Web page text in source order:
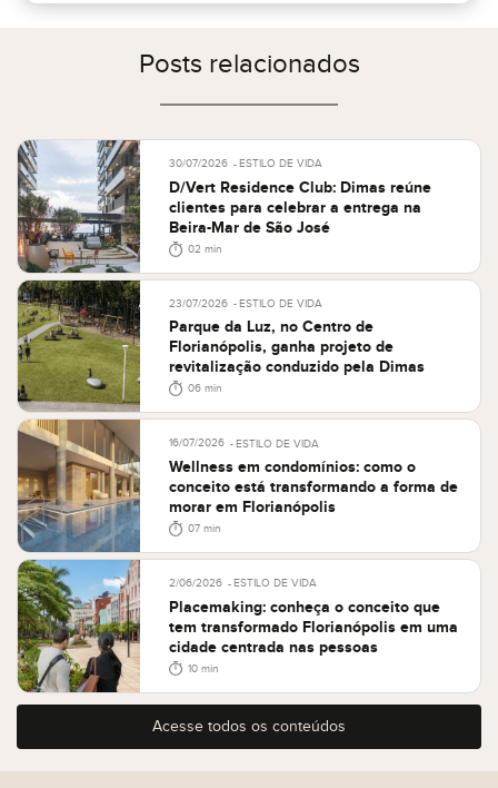
Posts relacionados
30/07/2026 ESTILO DE VIDA
D/Vert Residence Club: Dimas reúne
clientes para celebrar a entrega na
Beira-Mar de São José
02 min
23/07/2026 ESTILO DE VIDA
Parque da Luz, no Centro de
Florianópolis, ganha projeto de
revitalização conduzido pela Dimas
06 min
16/07/2026 ESTILO DE VIDA
Wellness em condomínios: como o
conceito está transformando a forma de
morar em Florianópolis
07 min
2/06/2026 ESTILO DE VIDA
Placemaking: conheça o conceito que
tem transformado Florianópolis em uma
cidade centrada nas pessoas
10 min
Acesse todos os conteúdos